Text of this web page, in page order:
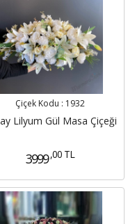
Çiçek Kodu : 1932
Lilyum Gül Masa Çiçeği
3999 ,00 TL